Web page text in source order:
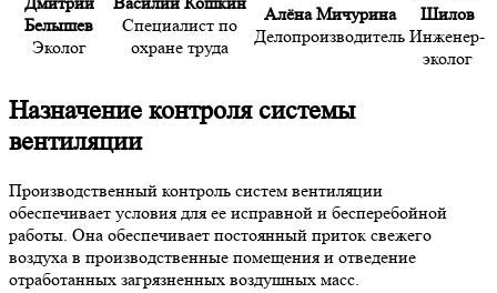
Белышев
Эколог
Специалист по
охране труда
Алёна Мичурина
Делопроизводитель
Шилов
Инженер-
эколог
Назначение контроля системы
вентиляции
Производственный контроль систем вентиляции
обеспечивает условия для ее исправной и бесперебойной
работы. Она обеспечивает постоянный приток свежего
воздуха в производственные помещения и отведение
отработанных загрязненных воздушных масс.